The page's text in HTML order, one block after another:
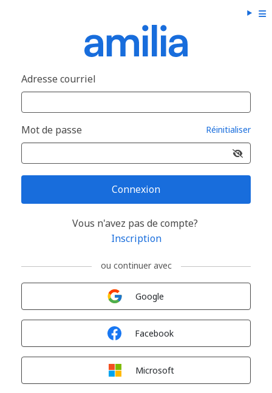
Adresse courriel
Mot de passe Réinitialiser
Connexion
Vous n'avez pas de compte?
Inscription
ou continuer avec
Google
Facebook
Microsoft